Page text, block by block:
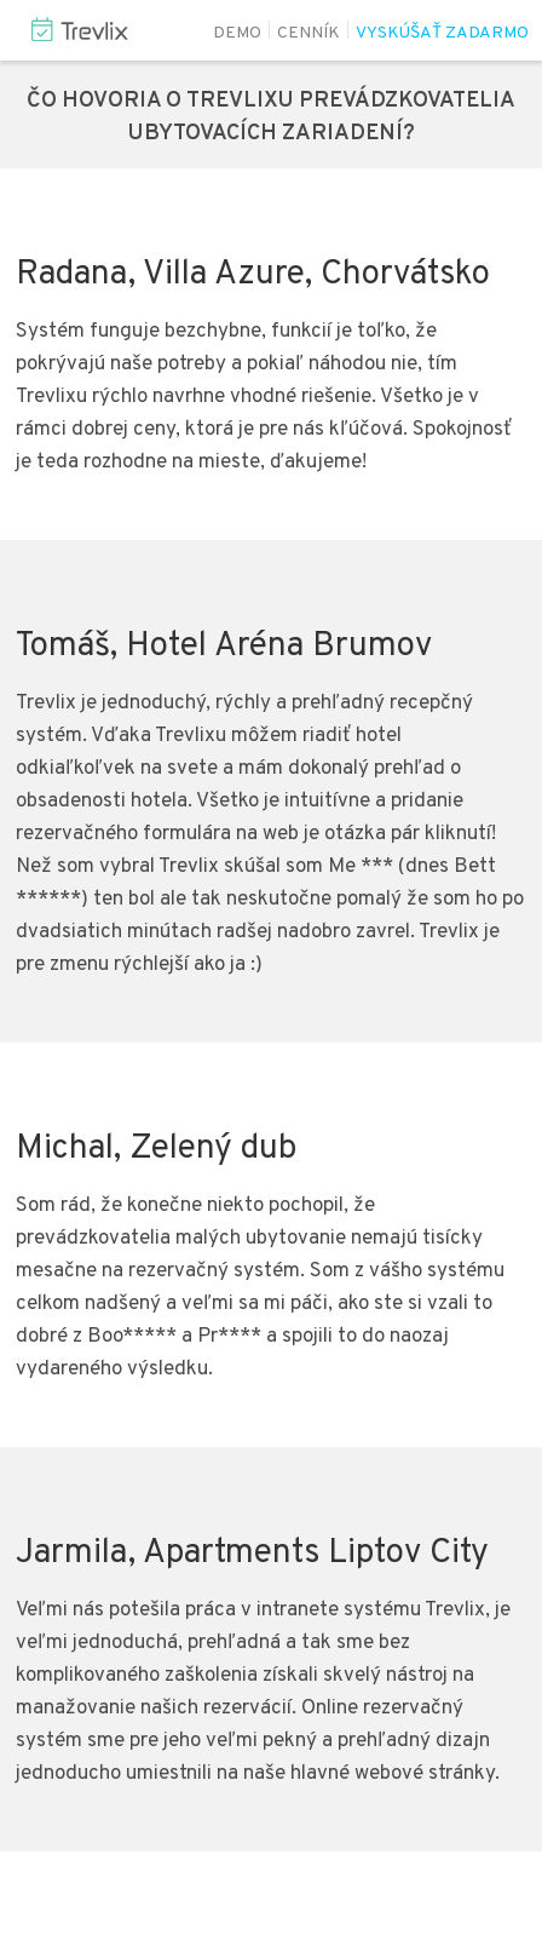
DEMO CENNÍK VYSKÚŠAŤ ZADARMO
ČO HOVORIA O TREVLIXU PREVÁDZKOVATELIA
UBYTOVACÍCH ZARIADENÍ?
Radana, Villa Azure, Chorvátsko
Systém funguje bezchybne, funkcií je toľko, že
pokrývajú naše potreby a pokiaľ náhodou nie, tím
Trevlixu rýchlo navrhne vhodné riešenie. Všetko je v
rámci dobrej ceny, ktorá je pre nás kľúčová. Spokojnosť
je teda rozhodne na mieste, ďakujeme!
Tomáš, Hotel Aréna Brumov
Trevlix je jednoduchý, rýchly a prehľadný recepčný
systém. Vďaka Trevlixu môžem riadiť hotel
odkiaľkoľvek na svete a mám dokonalý prehľad o
obsadenosti hotela. Všetko je intuitívne a pridanie
rezervačného formulára na web je otázka pár kliknutí!
Než som vybral Trevlix skúšal som Me *** (dnes Bett
******) ten bol ale tak neskutočne pomalý že som ho po
dvadsiatich minútach radšej nadobro zavrel. Trevlix je
pre zmenu rýchlejší ako ja :)
Michal, Zelený dub
Som rád, že konečne niekto pochopil, že
prevádzkovatelia malých ubytovanie nemajú tisícky
mesačne na rezervačný systém. Som z vášho systému
celkom nadšený a veľmi sa mi páči, ako ste si vzali to
dobré z Boo***** a Pr**** a spojili to do naozaj
vydareného výsledku.
Jarmila, Apartments Liptov City
Veľmi nás potešila práca v intranete systému Trevlix, je
veľmi jednoduchá, prehľadná a tak sme bez
komplikovaného zaškolenia získali skvelý nástroj na
manažovanie našich rezervácií. Online rezervačný
systém sme pre jeho veľmi pekný a prehľadný dizajn
jednoducho umiestnili na naše hlavné webové stránky.